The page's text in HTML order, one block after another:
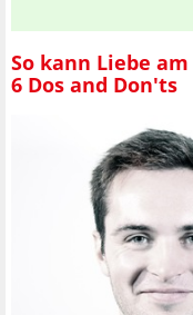
So kann Liebe
6 Dos and Don'ts